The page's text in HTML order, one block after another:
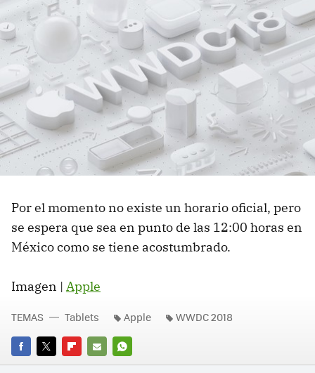
Por el momento no existe un horario oficial, pero
se espera que sea en punto de las 12:00 horas en
México como se tiene acostumbrado.
Imagen | Apple
FACEBOOK
TWITTERFLIPBOARD
E-
WHATSAPP
TEMAS Tablets Apple WWDC 2018